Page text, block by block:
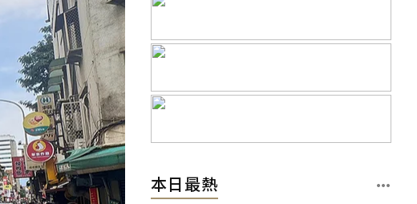
本日最熱